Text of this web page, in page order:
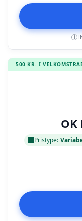
i
500 KR. I
OK
Pristype: